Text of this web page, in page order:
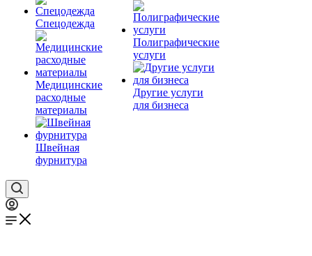
Спецодежда
Медицинские
расходные
материалы
Швейная
фурнитура
Полиграфические
услуги
Другие услуги
для бизнеса